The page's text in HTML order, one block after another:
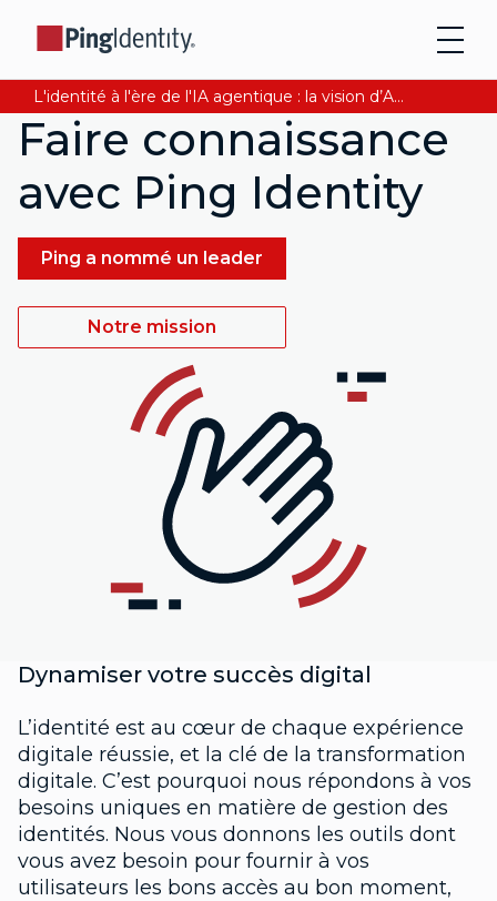
L'identité à l'ère de l'IA agentique : la vision d’Andre Durand sur la confiance numérique
Faire connaissance
avec Ping Identity
Ping a nommé un leader
Notre mission
Dynamiser votre succès digital
L’identité est au cœur de chaque expérience
digitale réussie, et la clé de la transformation
digitale. C’est pourquoi nous répondons à vos
besoins uniques en matière de gestion des
identités. Nous vous donnons les outils dont
vous avez besoin pour fournir à vos
utilisateurs les bons accès au bon moment,